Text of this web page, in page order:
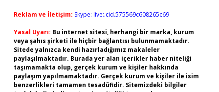
Reklam ve İletişim: Skype: live:.cid.575569c608265c69
Yasal Uyarı: Bu internet sitesi, herhangi bir marka, kurum
veya şahıs şirketi ile hiçbir bağlantısı bulunmamaktadır.
Sitede yalnızca kendi hazırladığımız makaleler
paylaşılmaktadır. Burada yer alan içerikler haber niteliği
taşımamakta olup, gerçek kurum ve kişiler hakkında
paylaşım yapılmamaktadır. Gerçek kurum ve kişiler ile isim
benzerlikleri tamamen tesadüfidir. Sitemizdeki bilgiler